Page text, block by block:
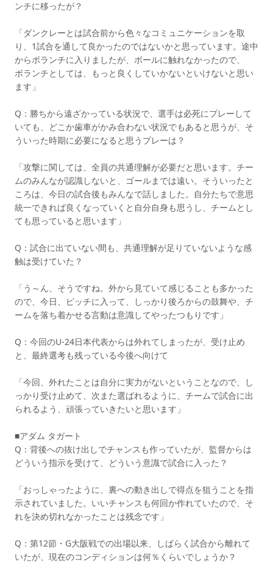
ンチに移ったが？
「ダンクレーとは試合前から色々なコミュニケーションを取
り、1試合を通して良かったのではないかと思っています。途中
からボランチに入りましたが、ボールに触れなかったので、
ボランチとしては、もっと良くしていかないといけないと思い
ます」
Q：勝ちから遠ざかっている状況で、選手は必死にプレーして
いても、どこか歯車がかみ合わない状況でもあると思うが、そ
ういった時期に必要になると思うプレーは？
「攻撃に関しては、全員の共通理解が必要だと思います。チー
ムのみんなが認識しないと、ゴールまでは遠い。そういったと
ころは、今日の試合後もみんなで話しました。自分たちで意思
統一できれば良くなっていくと自分自身も思うし、チームとし
ても思っていると思います」
Q：試合に出ていない間も、共通理解が足りていないような感
触は受けていた？
「う～ん、そうですね。外から見ていて感じることも多かった
ので、今日、ピッチに入って、しっかり後ろからの鼓舞や、チ
ームを落ち着かせる言動は意識してやったつもりです」
Q：今回のU-24日本代表からは外れてしまったが、受け止め
と、最終選考も残っている今後へ向けて
「今回、外れたことは自分に実力がないということなので、し
っかり受け止めて、次また選ばれるように、チームで試合に出
られるよう、頑張っていきたいと思います」
■アダム タガート
Q：背後への抜け出しでチャンスも作っていたが、監督からは
どういう指示を受けて、どういう意識で試合に入った？
「おっしゃったように、裏への動き出しで得点を狙うことを指
示されていました。いいチャンスも何回か作れていたので、そ
れを決め切れなかったことは残念です」
Q：第12節・G大阪戦での出場以来、しばらく試合から離れて
いたが、現在のコンディションは何％くらいでしょうか？